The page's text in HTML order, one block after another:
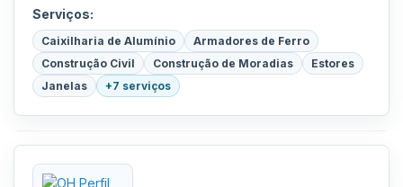
Serviços:
Caixilharia de Alumínio
Armadores de Ferro
Construção Civil
Construção de Moradias
Estores
Janelas
+7 serviços